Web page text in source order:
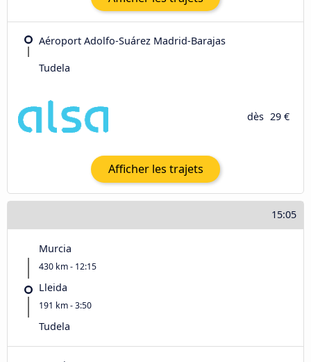
Aéroport Adolfo-Suárez Madrid-Barajas
Tudela
dès 29 €
Afficher les trajets
15:05
Murcia
430 km - 12:15
Lleida
191 km - 3:50
Tudela